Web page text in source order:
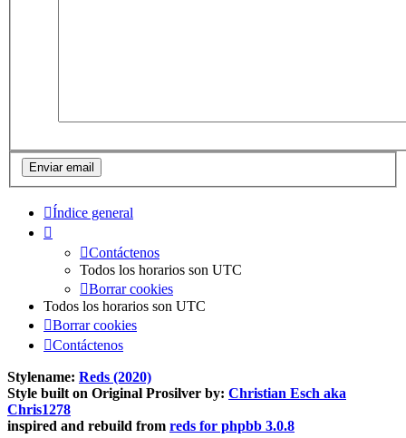
Índice general
Contáctenos
Todos los horarios son UTC
Borrar cookies
Todos los horarios son UTC
Borrar cookies
Contáctenos
Stylename: Reds (2020)
Style built on Original Prosilver by: Christian Esch aka
Chris1278
inspired and rebuild from reds for phpbb 3.0.8